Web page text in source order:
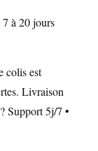
à 20 jours
colis est
Livraison
Support 5j/7 •